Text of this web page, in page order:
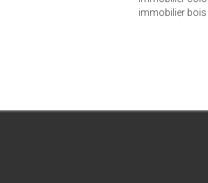
immobilier